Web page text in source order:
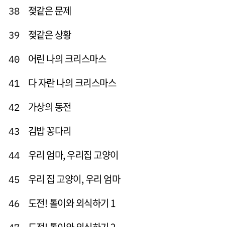
38 젖같은 문제
39 젖같은 상황
40 어린 나의 크리스마스
41 다 자란 나의 크리스마스
42 가상의 동전
43 김밥 꽁다리
44 우리 엄마, 우리집 고양이
45 우리 집 고양이, 우리 엄마
46 도전! 톨이와 외식하기 1